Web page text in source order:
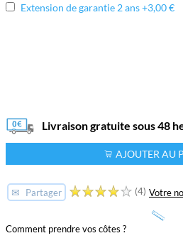
Extension de garantie 2 ans +3,00 €
Livraison gratuite sous 48
AJOUTER AU
✉ Partager (4) Votre
Comment prendre vos côtes ?